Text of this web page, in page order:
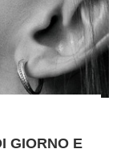
GIORNO E